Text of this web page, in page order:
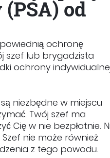
od
ochronę
szef lub brygadzista
ochrony
niezbędne w miejscu
Twój szef ma
Cię w nie bezpłatnie.
Szef nie może również
z tego powodu.